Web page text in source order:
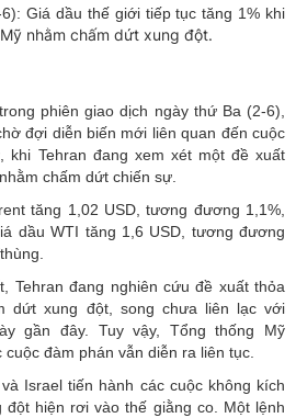
Giá dầu thế giới tiếp tục tăng 1% khi
nhằm chấm dứt xung đột.
phiên giao dịch ngày thứ Ba (2-6),
đợi diễn biến mới liên quan đến cuộc
khi Tehran đang xem xét một đề xuất
chấm dứt chiến sự.
tăng 1,02 USD, tương đương 1,1%,
dầu WTI tăng 1,6 USD, tương đương
Tehran đang nghiên cứu đề xuất thỏa
dứt xung đột, song chưa liên lạc với
gần đây. Tuy vậy, Tổng thống Mỹ
đàm phán vẫn diễn ra liên tục.
Israel tiến hành các cuộc không kích
đột hiện rơi vào thế giằng co. Một lệnh